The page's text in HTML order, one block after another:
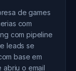
de games
com
com pipeline
leads se
base em
abriu o email